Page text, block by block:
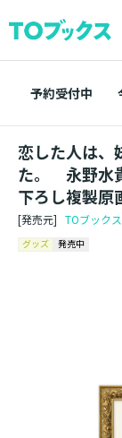
予約受付中
恋した人は、
た。 永野水
下ろし複製原
[発売元] TOブックス
グッズ 発売中